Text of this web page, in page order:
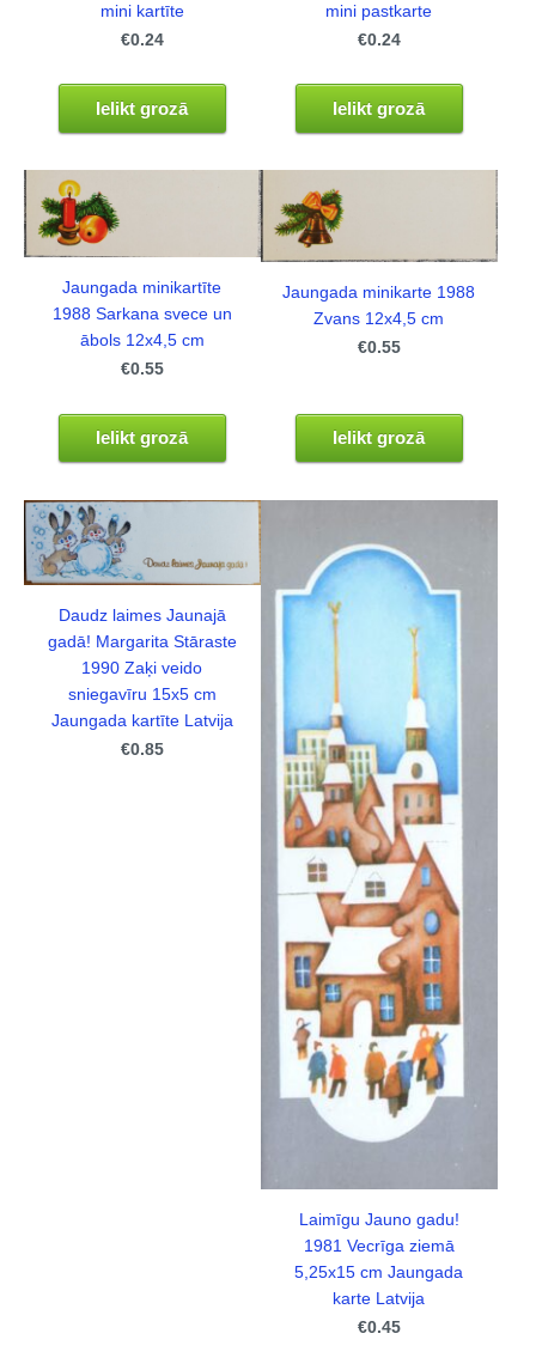
mini kartīte
€0.24
Ielikt grozā
mini pastkarte
€0.24
Ielikt grozā
Jaungada minikartīte
1988 Sarkana svece un
ābols 12x4,5 cm
€0.55
Ielikt grozā
Jaungada minikarte 1988
Zvans 12x4,5 cm
€0.55
Ielikt grozā
Daudz laimes Jaunajā
gadā! Margarita Stāraste
1990 Zaķi veido
sniegavīru 15x5 cm
Jaungada kartīte Latvija
€0.85
Laimīgu Jauno gadu!
1981 Vecrīga ziemā
5,25x15 cm Jaungada
karte Latvija
€0.45